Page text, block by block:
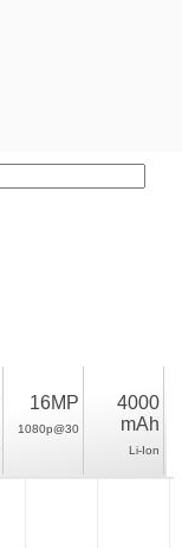
16MP
1080p@30
4000
mAh
Li-Ion